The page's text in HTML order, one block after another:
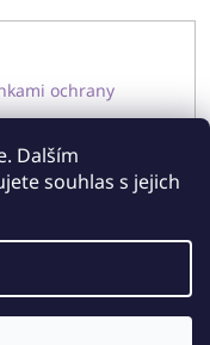
Dalším
souhlas s jejich
ochrany